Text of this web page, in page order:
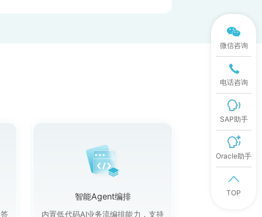
智能Agent编排
内置低代码AI业务流编排能力，支持
微信咨询
电话咨询
SAP助手
Oracle助手
TOP